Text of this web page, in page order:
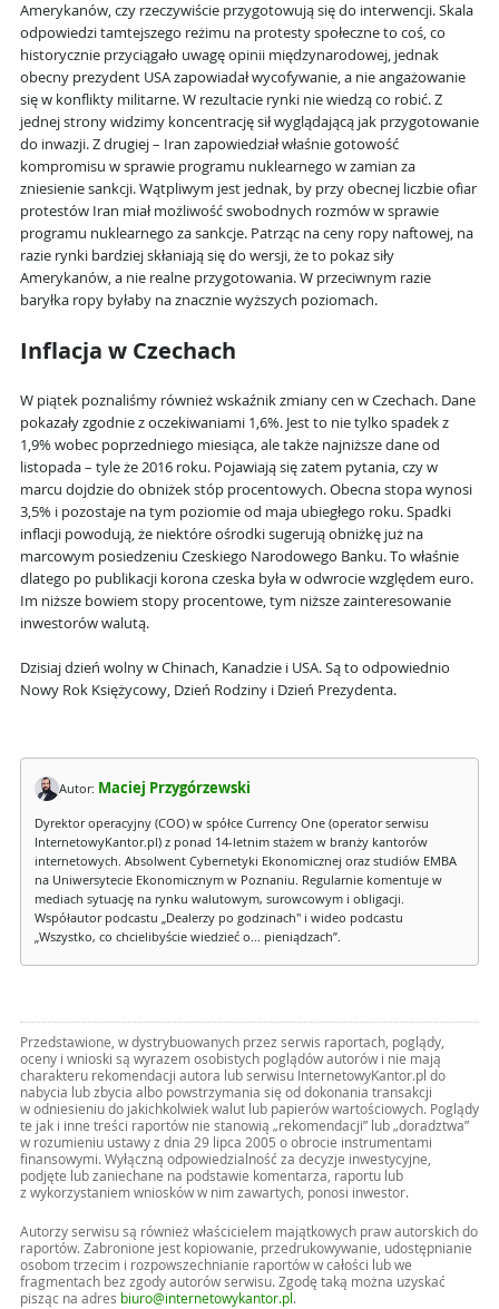
Amerykanów, czy rzeczywiście przygotowują się do interwencji. Skala
odpowiedzi tamtejszego reżimu na protesty społeczne to coś, co
historycznie przyciągało uwagę opinii międzynarodowej, jednak
obecny prezydent USA zapowiadał wycofywanie, a nie angażowanie
się w konflikty militarne. W rezultacie rynki nie wiedzą co robić. Z
jednej strony widzimy koncentrację sił wyglądającą jak przygotowanie
do inwazji. Z drugiej – Iran zapowiedział właśnie gotowość
kompromisu w sprawie programu nuklearnego w zamian za
zniesienie sankcji. Wątpliwym jest jednak, by przy obecnej liczbie ofiar
protestów Iran miał możliwość swobodnych rozmów w sprawie
programu nuklearnego za sankcje. Patrząc na ceny ropy naftowej, na
razie rynki bardziej skłaniają się do wersji, że to pokaz siły
Amerykanów, a nie realne przygotowania. W przeciwnym razie
baryłka ropy byłaby na znacznie wyższych poziomach.
Inflacja w Czechach
W piątek poznaliśmy również wskaźnik zmiany cen w Czechach. Dane
pokazały zgodnie z oczekiwaniami 1,6%. Jest to nie tylko spadek z
1,9% wobec poprzedniego miesiąca, ale także najniższe dane od
listopada – tyle że 2016 roku. Pojawiają się zatem pytania, czy w
marcu dojdzie do obniżek stóp procentowych. Obecna stopa wynosi
3,5% i pozostaje na tym poziomie od maja ubiegłego roku. Spadki
inflacji powodują, że niektóre ośrodki sugerują obniżkę już na
marcowym posiedzeniu Czeskiego Narodowego Banku. To właśnie
dlatego po publikacji korona czeska była w odwrocie względem euro.
Im niższe bowiem stopy procentowe, tym niższe zainteresowanie
inwestorów walutą.
Dzisiaj dzień wolny w Chinach, Kanadzie i USA. Są to odpowiednio
Nowy Rok Księżycowy, Dzień Rodziny i Dzień Prezydenta.
Autor: Maciej Przygórzewski
Dyrektor operacyjny (COO) w spółce Currency One (operator serwisu
InternetowyKantor.pl) z ponad 14-letnim stażem w branży kantorów
internetowych. Absolwent Cybernetyki Ekonomicznej oraz studiów EMBA
na Uniwersytecie Ekonomicznym w Poznaniu. Regularnie komentuje w
mediach sytuację na rynku walutowym, surowcowym i obligacji.
Współautor podcastu „Dealerzy po godzinach" i wideo podcastu
„Wszystko, co chcielibyście wiedzieć o... pieniądzach”.
Przedstawione, w dystrybuowanych przez serwis raportach, poglądy,
oceny i wnioski są wyrazem osobistych poglądów autorów i nie mają
charakteru rekomendacji autora lub serwisu InternetowyKantor.pl do
nabycia lub zbycia albo powstrzymania się od dokonania transakcji
w odniesieniu do jakichkolwiek walut lub papierów wartościowych. Poglądy
te jak i inne treści raportów nie stanowią „rekomendacji” lub „doradztwa”
w rozumieniu ustawy z dnia 29 lipca 2005 o obrocie instrumentami
finansowymi. Wyłączną odpowiedzialność za decyzje inwestycyjne,
podjęte lub zaniechane na podstawie komentarza, raportu lub
z wykorzystaniem wniosków w nim zawartych, ponosi inwestor.
Autorzy serwisu są również właścicielem majątkowych praw autorskich do
raportów. Zabronione jest kopiowanie, przedrukowywanie, udostępnianie
osobom trzecim i rozpowszechnianie raportów w całości lub we
fragmentach bez zgody autorów serwisu. Zgodę taką można uzyskać
pisząc na adres biuro@internetowykantor.pl .